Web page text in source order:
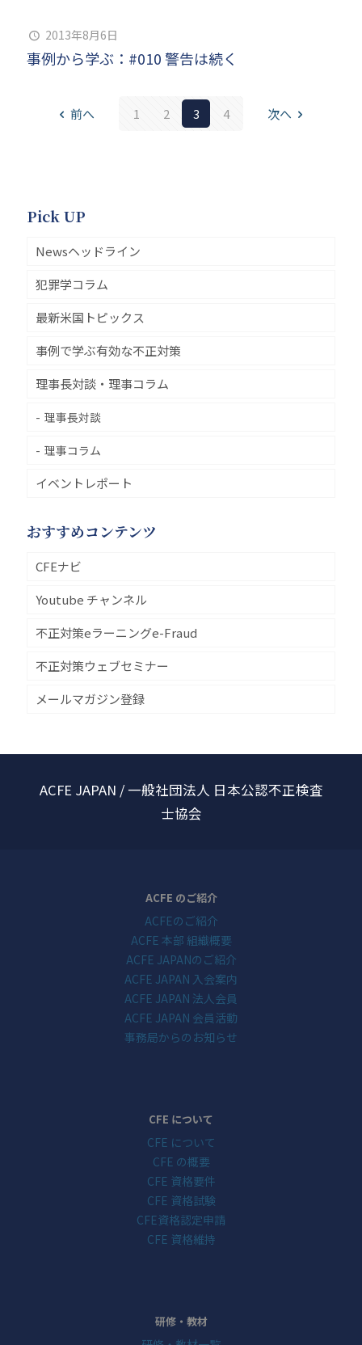
2013年8月6日
事例から学ぶ：#010 警告は続く
前へ 1 2 3 4 次へ
Pick UP
Newsヘッドライン
犯罪学コラム
最新米国トピックス
事例で学ぶ有効な不正対策
理事長対談・理事コラム
理事長対談
理事コラム
イベントレポート
おすすめコンテンツ
CFEナビ
Youtube チャンネル
不正対策eラーニングe-Fraud
不正対策ウェブセミナー
メールマガジン登録
ACFE JAPAN / 一般社団法人 日本公認不正検査
士協会
ACFE のご紹介
ACFEのご紹介
ACFE 本部 組織概要
ACFE JAPANのご紹介
ACFE JAPAN 入会案内
ACFE JAPAN 法人会員
ACFE JAPAN 会員活動
事務局からのお知らせ
CFE について
CFE について
CFE の概要
CFE 資格要件
CFE 資格試験
CFE資格認定申請
CFE 資格維持
研修・教材